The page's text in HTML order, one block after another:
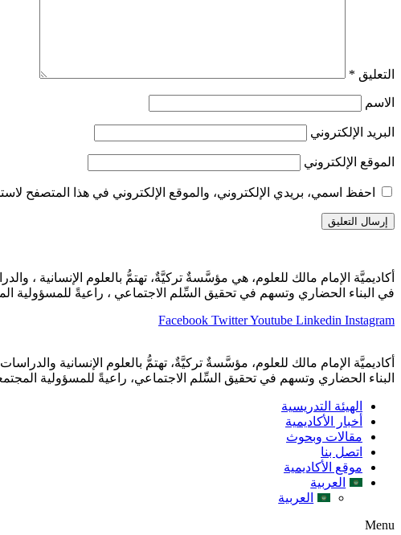
التعليق *
الاسم
البريد الإلكتروني
الموقع الإلكتروني
احفظ اسمي، بريدي الإلكتروني، والموقع الإلكتروني في هذا المتصفح
أكاديميَّة الإمام مالك للعلوم، هي مؤسَّسةٌ تركيَّةٌ، تهتمُّ بالعلوم الإنسانية ،
في البناء الحضاري وتسهم في تحقيق السِّلم الاجتماعي ، راعيةً للمسؤولية
Facebook TwitterYoutube Linkedin Instagram
أكاديميَّة الإمام مالك للعلوم، مؤسَّسةٌ تركيَّةٌ، تهتمُّ بالعلوم الإنسانية
البناء الحضاري وتسهم في تحقيق السِّلم الاجتماعي، راعيةً للمسؤولية
الهيئة التدريسية
أخبار الأكاديمية
مقالات وبحوث
اتصل بنا
موقع الأكاديمية
العربية
العربية
Menu